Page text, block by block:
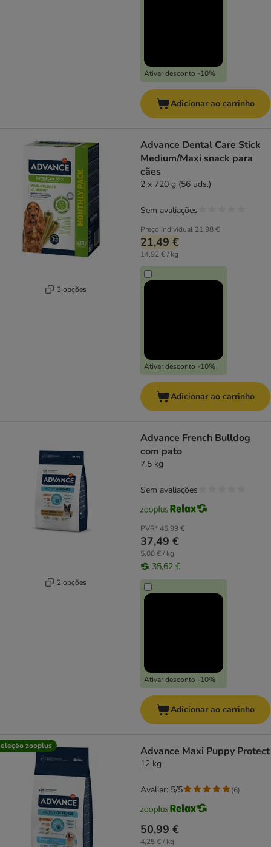
Ativar desconto -10%
Adicionar ao carrinho
3 opções
Advance Dental Care Stick
Medium/Maxi snack para
cães
2 x 720 g (56 uds.)
Preço individual 21,98 €
21,49 €
14,92 € / kg
Ativar desconto -10%
Sem avaliações
Adicionar ao carrinho
2 opções
Advance French Bulldog
com pato
7,5 kg
PVR*45,99 €
37,49 €
5,00 € / kg
35,62 €
Ativar desconto -10%
Sem avaliações
Adicionar ao carrinho
zooplus Advance Maxi Puppy Protect
12 kg
50,99 €
4,25 € / kg
Avaliar: 5/5 (6)